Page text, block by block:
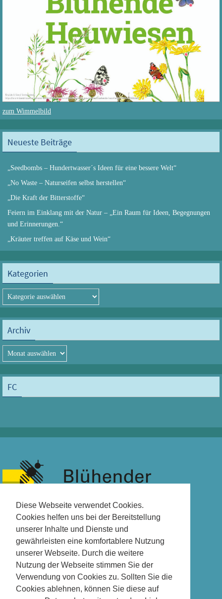
Diese Webseite verwendet Cookies.
Cookies helfen uns bei der Bereitstellung
unserer Inhalte und Dienste und
gewährleisten eine komfortablere Nutzung
unserer Webseite. Durch die weitere
Nutzung der Webseite stimmen Sie der
Verwendung von Cookies zu. Sollten Sie die
Cookies ablehnen, können Sie diese auf
zum Wimmelbild
Neueste Beiträge
„Seedbombs – Hundertwasser´s Ideen für eine bessere Welt“
„No Waste – Naturseifen selbst herstellen“
„Die Kraft der Bitterstoffe“
Feiern im Einklang mit der Natur – „Ein Raum für Ideen, Begegnungen
und Erinnerungen.“
„Kräuter treffen auf Käse und Wein“
Kategorien
Kategorien
Archiv
Archiv
FC